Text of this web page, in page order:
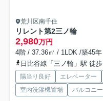
荒川区南千住
リレント第2三ノ輪
2,980万円
4階 / 37.36㎡ / 1LDK /築45年
日比谷線「三ノ輪」駅 徒
陽当り良好 エレベーター
室内洗濯機置場
バルコニー